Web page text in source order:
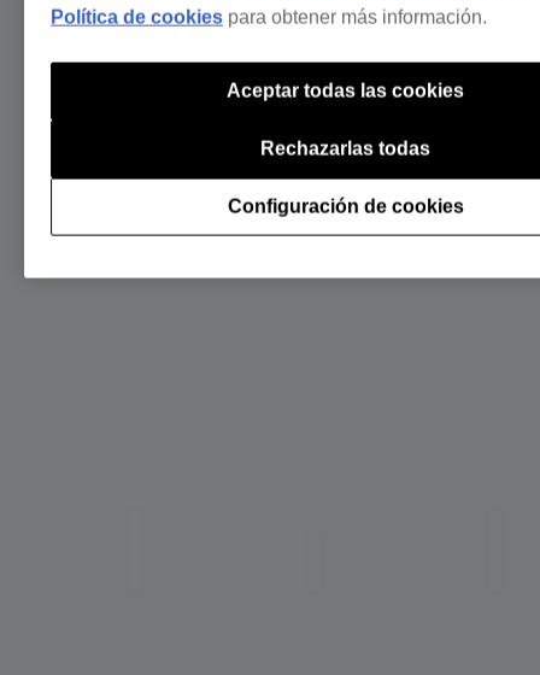
Política de cookies para obtener más información.
Configuración de cookies
Rechazarlas todas
Aceptar todas las cookies